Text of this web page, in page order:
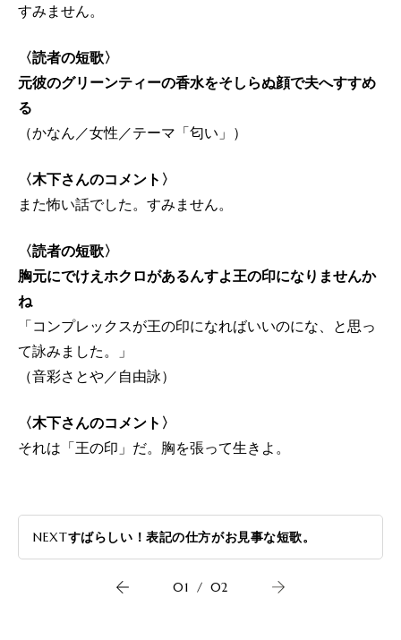
すみません。
〈読者の短歌〉
元彼のグリーンティーの香水をそしらぬ顔で夫へすすめ
る
（かなん／女性／テーマ「匂い」）
〈木下さんのコメント〉
また怖い話でした。すみません。
〈読者の短歌〉
胸元にでけえホクロがあるんすよ王の印になりませんか
ね
「コンプレックスが王の印になればいいのにな、と思っ
て詠みました。」
（音彩さとや／自由詠）
〈木下さんのコメント〉
それは「王の印」だ。胸を張って生きよ。
NEXTすばらしい！表記の仕方がお見事な短歌。
01 / 02